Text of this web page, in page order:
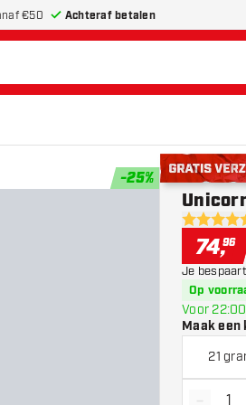
€50 Achteraf betalen
-25%
Gratis
5 score
74,96
Je bespaart
Op
Voor
Maak een
21